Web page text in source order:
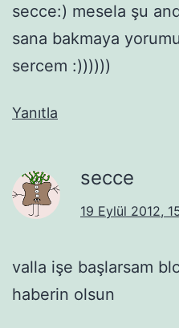
secce:) mesela şu
sana bakmaya
sercem :))))))
Yanıtla
secce
19 Eylül 2012,
valla işe başlarsam
haberin olsun